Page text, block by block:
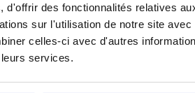
d'offrir des fonctionnalités relatives
sur l'utilisation de notre site avec
celles-ci avec d'autres
services.
DE CUISINE POP'ART
15 CM
: M5630104015C
113,54 €